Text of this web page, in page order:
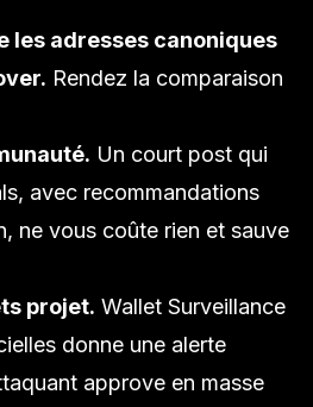
les adresses canoniques
Rendez la comparaison
Un court post qui
avec recommandations
ne vous coûte rien et sauve
projet. Wallet Surveillance
donne une alerte
approve en masse